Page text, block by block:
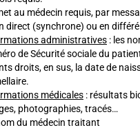
au médecin requis, par
direct (synchrone) ou en
administratives : les
de Sécurité sociale du
droits, en sus, la date de
médicales : résultats
photographies, tracés…
du médecin traitant